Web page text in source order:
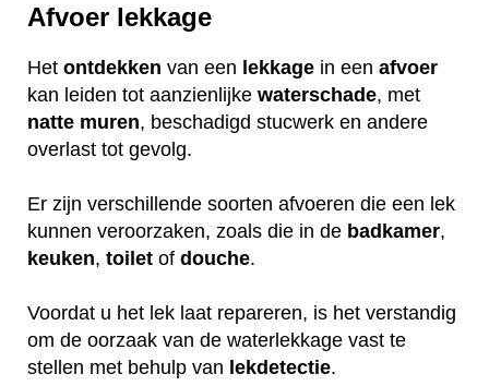
Afvoer lekkage
Het ontdekken van een lekkage in een afvoer
kan leiden tot aanzienlijke waterschade, met
natte muren, beschadigd stucwerk en andere
overlast tot gevolg.
Er zijn verschillende soorten afvoeren die een lek
kunnen veroorzaken, zoals die in de badkamer,
keuken, toilet of douche.
Voordat u het lek laat repareren, is het verstandig
om de oorzaak van de waterlekkage vast te
stellen met behulp van lekdetectie.